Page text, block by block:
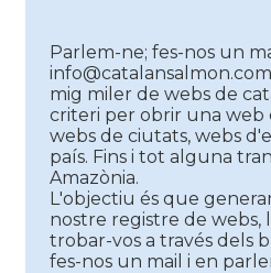
Parlem-ne; fes-nos un
mig miler de webs de
criteri per obrir una web
webs de ciutats, webs
país. Fins i tot alguna
Amazònia.
L'objectiu és que
nostre registre de
trobar-vos a través dels
fes-nos un mail i en